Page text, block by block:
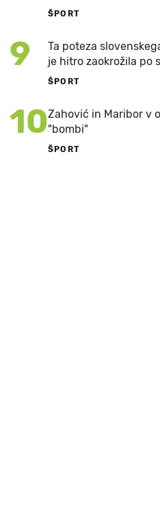
ŠPORT
9
Ta poteza
je hitro zaokrožila po
ŠPORT
10Zahović in Maribor v
"bombi"
ŠPORT